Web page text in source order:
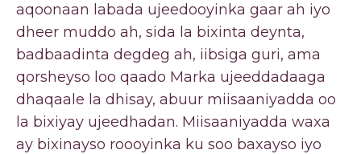
aqoonaan labada ujeedooyinka gaar ah iyo
dheer muddo ah, sida la bixinta deynta,
badbaadinta degdeg ah, iibsiga guri, ama
qorsheyso loo qaado Marka ujeeddadaaga
dhaqaale la dhisay, abuur miisaaniyadda oo
la bixiyay ujeedhadan. Miisaaniyadda waxa
ay bixinayso roooyinka ku soo baxayso iyo